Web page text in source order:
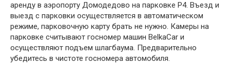
аренду в аэропорту Домодедово на парковке Р4. Въезд и
выезд с парковки осуществляется в автоматическом
режиме, парковочную карту брать не нужно. Камеры на
парковке считывают госномер машин BelkaCar и
осуществляют подъем шлагбаума. Предварительно
убедитесь в чистоте госномера автомобиля.